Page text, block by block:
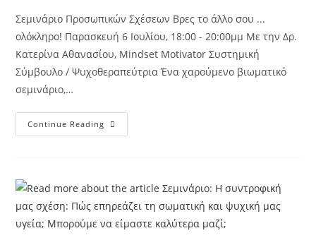
Σεμινάριο Προσωπικών Σχέσεων Βρες το άλλο σου ...
ολόκληρο! Παρασκευή 6 Ιουλίου, 18:00 - 20:00μμ Με την Δρ.
Κατερίνα Αθανασίου, Mindset Motivator Συστημική
Σύμβουλο / Ψυχοθεραπεύτρια Ένα χαρούμενο βιωματικό
σεμινάριο,…
Continue Reading